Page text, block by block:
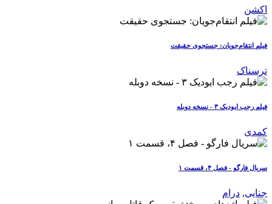
اکشن
فیلم انتقام‌جویان: جستجوی حقیقت
ترسناک
فیلم رجب ایودیک ۳ - نسخه دوبله
کمدی
سریال فارگو - فصل ۴، قسمت ۱
جنایی, درام